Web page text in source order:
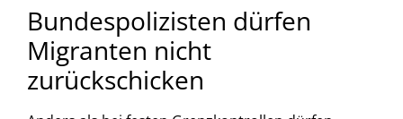
Bundespolizisten dürfen
Migranten nicht
zurückschicken